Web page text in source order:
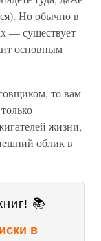
Но обычно в
— существует
основным
то вам
жизни,
облик в
📚
в